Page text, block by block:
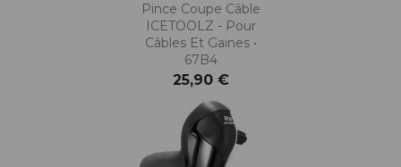
Pince Coupe Câble
ICETOOLZ - Pour
Câbles Et Gaines •
67B4
25,90 €